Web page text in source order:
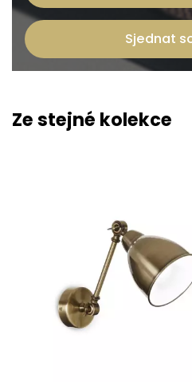
Sjednat
Ze stejné kolekce